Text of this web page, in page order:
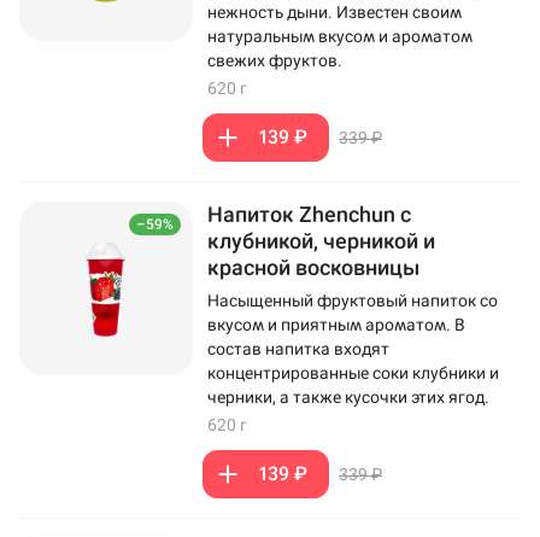
нежность дыни. Известен своим
натуральным вкусом и ароматом
свежих фруктов.
620 г
139 ₽ 339 ₽
–59%
Напиток Zhenchun с
клубникой, черникой и
красной восковницы
Насыщенный фруктовый напиток со
вкусом и приятным ароматом. В
состав напитка входят
концентрированные соки клубники и
черники, а также кусочки этих ягод.
620 г
139 ₽ 339 ₽